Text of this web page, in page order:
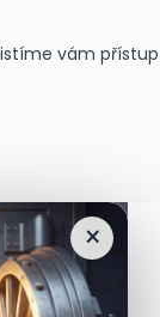
vám přístup
×